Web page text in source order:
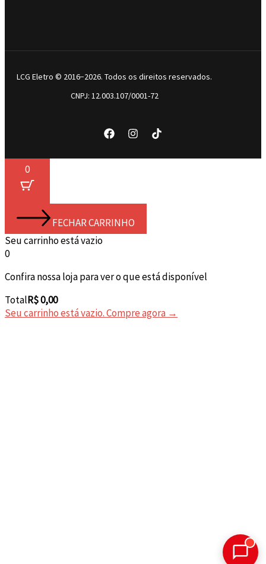
LCG Eletro © 2016−2026. Todos os direitos reservados.
CNPJ: 12.003.107/0001-72
0
FECHAR CARRINHO
Seu carrinho está vazio
0
Confira nossa loja para ver o que está disponível
Total
do
TotalR$0,00
Seu carrinho está vazio. Compre agora →